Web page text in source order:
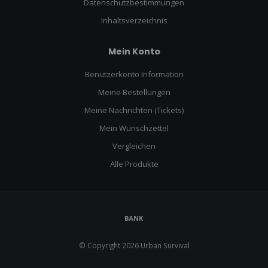
Datenschutzbestimmungen
Inhaltsverzeichnis
Mein Konto
Benutzerkonto Information
Meine Bestellungen
Meine Nachrichten (Tickets)
Mein Wunschzettel
Vergleichen
Alle Produkte
© Copyright 2026 Urban Survival